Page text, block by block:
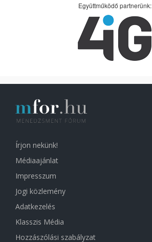
Együttműködő partnerünk:
Írjon nekünk!
Médiaajánlat
Impresszum
Jogi közlemény
Adatkezelés
Klasszis Média
Hozzászólási szabályzat